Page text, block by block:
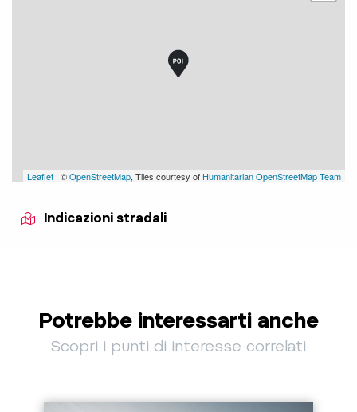
Leaflet | ©OpenStreetMap, Tiles courtesy of Humanitarian OpenStreetMap Team
Indicazioni stradali
Potrebbe interessarti anche
Scopri i punti di interesse correlati